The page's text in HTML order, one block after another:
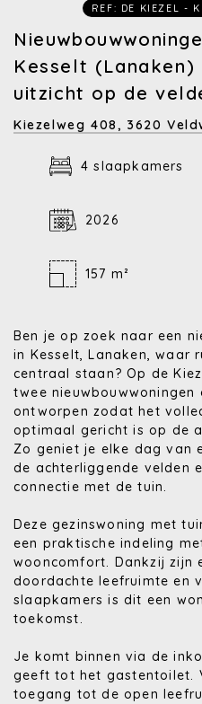
REF: DE KIEZEL -
Kesselt
uitzicht op de
Kiezelweg 408, 3620
4 slaapkamers
2026
157 m²
Ben je op zoek naar een
in Kesselt, Lanaken, waar
centraal staan? Op de
twee nieuwbouwwoningen
ontworpen zodat het
optimaal gericht is op de
Zo geniet je elke dag van
de achterliggende velden
connectie met de tuin.
Deze gezinswoning met
een praktische indeling
wooncomfort. Dankzij zijn
doordachte leefruimte en
slaapkamers is dit een
toekomst.
Je komt binnen via de
geeft tot het gastentoilet.
toegang tot de open